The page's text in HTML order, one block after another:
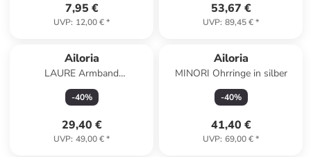
7,95 €
UVP: 12,00 €*
53,67 €
UVP: 89,45 €*
Ailoria
LAURE Armband
schwarz/silber in silber
-40%
29,40 €
UVP: 49,00 €*
Ailoria
MINORI Ohrringe in silber
-40%
41,40 €
UVP: 69,00 €*